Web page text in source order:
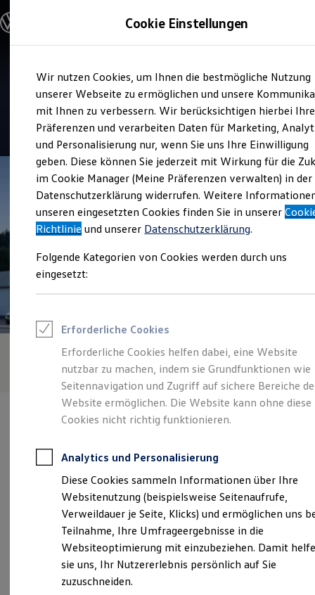
Hauptinhalt
springen
Footer
springen
Modelle und Konfigurator
Modelle vergleichen
Elektroautos
ENERGY Sondermodelle
Nutzfahrzeuge
SUV und CUV
Familienautos
Kombis
Kompaktwagen
Sportwagen
Schnell verfügbare Fahrzeuge
Angebote und Produkte
Aktuelle Angebote
E-Auto-Förderung
Volkswagen Marktplatz
Junge Gebrauchtwagen und Gebrauchtwagen
Volkswagen Zertifizierte Gebrauchtwagen
Zubehör- und Serviceangebote
Leasing
Leasing-Angebote
Gebrauchtwagen Leasing
Junge Gebrauchtwagen-Leasing
Elektroauto Leasing
Kleinwagen-Leasing
Leasing ohne Anzahlung
Finanzierung
Kfz-Versicherung
Restschuldversicherungen
Garantien
Wartungsverträge
Geschäftskunden
Professional Class bei Volkswagen
Großkunden
Behörden
Direktkunden
Sonderfahrzeuge
Anpfiff zum Gewinn
Verkauf und Service
Autowelt Schuler Horgen
4.9| 207 Bewertungen
Verantwortlich für die Inhalte auf dieser Seite ist die Autowelt
Schuler Horgen GmbH (Impressum & Rechtliches)
Talstraße 1 - 7, 78658 Zimmern-Horgen
Cookie Einstellungen
Wir nutzen Cookies, um Ihnen die bestmögliche Nutzung
unserer Webseite zu ermöglichen und unsere
mit Ihnen zu verbessern. Wir berücksichtigen hierbei Ihre
Präferenzen und verarbeiten Daten für Marketing,
und Personalisierung nur, wenn Sie uns Ihre Einwilligung
geben. Diese können Sie jederzeit mit Wirkung für die
im Cookie Manager (Meine Präferenzen verwalten) in der
Datenschutzerklärung widerrufen. Weitere
unseren eingesetzten Cookies finden Sie in unserer
Richtlinie und unserer Datenschutzerklärung.
Folgende Kategorien von Cookies werden durch uns
eingesetzt:
Erforderliche Cookies
Erforderliche Cookies helfen dabei, eine Website
nutzbar zu machen, indem sie Grundfunktionen wie
Seitennavigation und Zugriff auf sichere Bereiche
Website ermöglichen. Die Website kann ohne diese
Cookies nicht richtig funktionieren.
Analytics und Personalisierung
Diese Cookies sammeln Informationen über Ihre
Websitenutzung (beispielsweise Seitenaufrufe,
Verweildauer je Seite, Klicks) und ermöglichen uns
Teilnahme, Ihre Umfrageergebnisse in die
Websiteoptimierung mit einzubeziehen. Damit
sie uns, Ihr Nutzererlebnis persönlich auf Sie
zuzuschneiden.